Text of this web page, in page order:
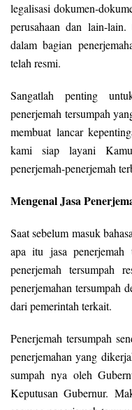
legalisasi dokumen-
perusahaan dan lain-
dalam bagian
telah resmi.
Sangatlah penting
penerjemah tersumpah
membuat lancar
kami siap layani
penerjemah-penerjemah
Mengenal Jasa
Saat sebelum masuk
apa itu jasa penerjemah
penerjemah tersumpah
penerjemahan tersumpah
dari pemerintah terkait.
Penerjemah tersumpah
penerjemahan yang
sumpah nya oleh
Keputusan Gubernur.